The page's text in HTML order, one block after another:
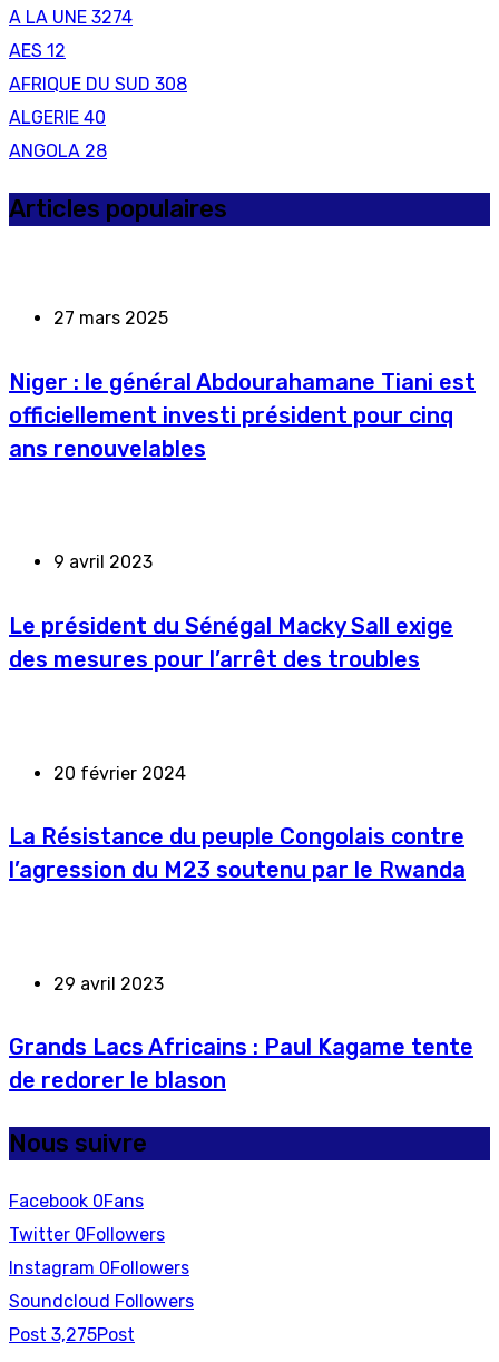
A LA UNE 3274
AES 12
AFRIQUE DU SUD 308
ALGERIE 40
ANGOLA 28
Articles populaires
27 mars 2025
Niger : le général Abdourahamane Tiani est
officiellement investi président pour cinq
ans renouvelables
9 avril 2023
Le président du Sénégal Macky Sall exige
des mesures pour l’arrêt des troubles
20 février 2024
La Résistance du peuple Congolais contre
l’agression du M23 soutenu par le Rwanda
29 avril 2023
Grands Lacs Africains : Paul Kagame tente
de redorer le blason
Nous suivre
Facebook 0Fans
Twitter 0Followers
Instagram 0Followers
Soundcloud Followers
Post 3,275Post